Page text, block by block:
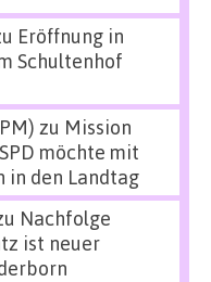
Eröffnung in
Schultenhof
zu Mission
möchte mit
in den Landtag
Nachfolge
ist neuer